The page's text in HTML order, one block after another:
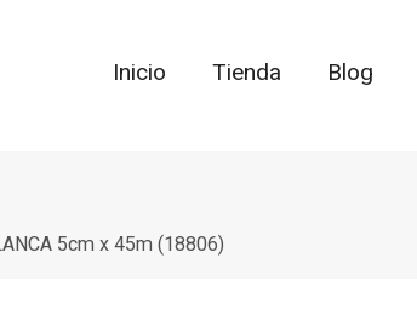
Inicio Tienda Blog
5cm x 45m (18806)